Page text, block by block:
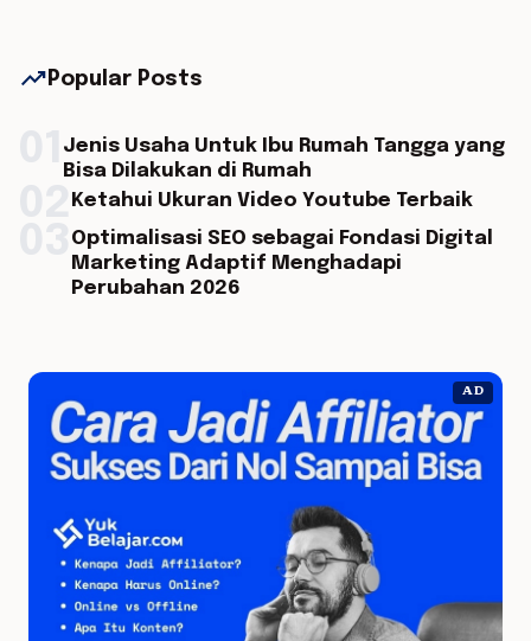
trending_up Popular Posts
Jenis Usaha Untuk Ibu Rumah Tangga yang
Bisa Dilakukan di Rumah
Ketahui Ukuran Video Youtube Terbaik
Optimalisasi SEO sebagai Fondasi Digital
Marketing Adaptif Menghadapi
Perubahan 2026
AD